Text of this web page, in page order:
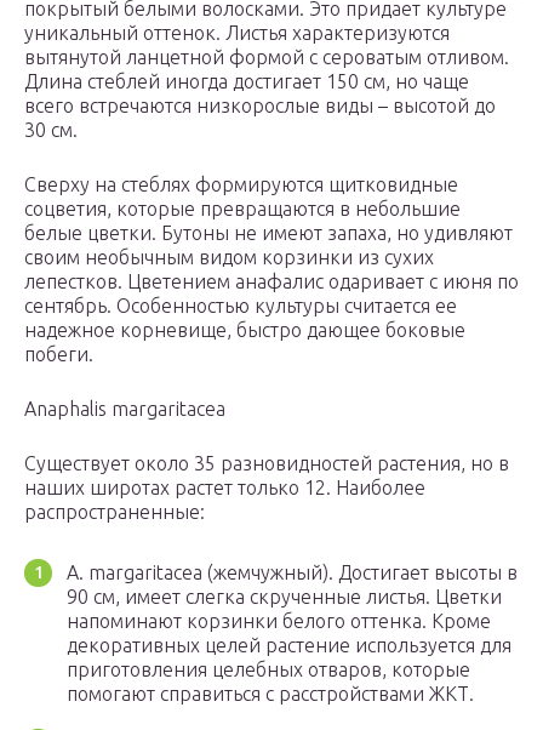
покрытый белыми волосками. Это придает культуре
уникальный оттенок. Листья характеризуются
вытянутой ланцетной формой с сероватым отливом.
Длина стеблей иногда достигает 150 см, но чаще
всего встречаются низкорослые виды – высотой до
30 см.
Сверху на стеблях формируются щитковидные
соцветия, которые превращаются в небольшие
белые цветки. Бутоны не имеют запаха, но удивляют
своим необычным видом корзинки из сухих
лепестков. Цветением анафалис одаривает с июня по
сентябрь. Особенностью культуры считается ее
надежное корневище, быстро дающее боковые
побеги.
Anaphalis margaritacea
Существует около 35 разновидностей растения, но в
наших широтах растет только 12. Наиболее
распространенные:
А. margaritacea (жемчужный). Достигает высоты в
90 см, имеет слегка скрученные листья. Цветки
напоминают корзинки белого оттенка. Кроме
декоративных целей растение используется для
приготовления целебных отваров, которые
помогают справиться с расстройствами ЖКТ.